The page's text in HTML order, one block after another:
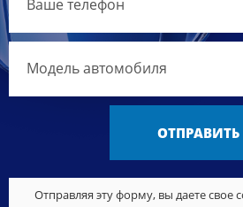
ОТПРАВИТЬ
Отправляя эту форму, вы даете свое